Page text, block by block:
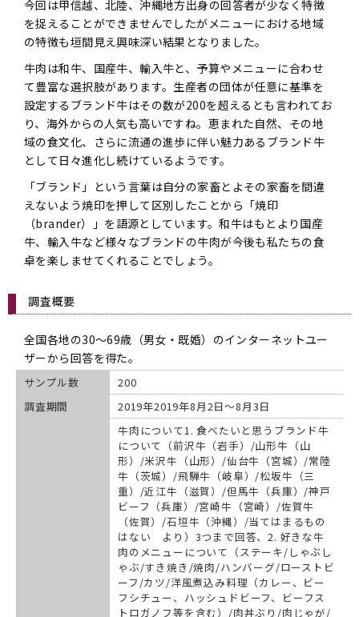
今回は甲信越、北陸、沖縄地方出身の回答者が少なく特徴
を捉えることができませんでしたがメニューにおける地域
の特徴も垣間見え興味深い結果となりました。
牛肉は和牛、国産牛、輸入牛と、予算やメニューに合わせ
て豊富な選択肢があります。生産者の団体が任意に基準を
設定するブランド牛はその数が200を超えるとも言われてお
り、海外からの人気も高いですね。恵まれた自然、その地
域の食文化、さらに流通の進歩に伴い魅力あるブランド牛
として日々進化し続けているようです。
「ブランド」という言葉は自分の家畜とよその家畜を間違
えないよう焼印を押して区別したことから「焼印
（brander）」を語源としています。和牛はもとより国産
牛、輸入牛など様々なブランドの牛肉が今後も私たちの食
卓を楽しませてくれることでしょう。
調査概要
全国各地の30～69歳（男女・既婚）のインターネットユー
ザーから回答を得た。
サンプル数
200
調査期間
2019年2019年8月2日～8月3日
牛肉について1. 食べたいと思うブランド牛
について（前沢牛（岩手）/山形牛（山
形）/米沢牛（山形）/仙台牛（宮城）/常陸
牛（茨城）/飛騨牛（岐阜）/松坂牛（三
重）/近江牛（滋賀）/但馬牛（兵庫）/神戸
ビーフ（兵庫）/宮崎牛（宮崎）/佐賀牛
（佐賀）/石垣牛（沖縄）/当てはまるもの
はない より）3つまで回答、2. 好きな牛
肉のメニューについて（ステーキ/しゃぶし
ゃぶ/すき焼き/焼肉/ハンバーグ/ローストビ
ーフ/カツ/洋風煮込み料理（カレー、ビー
フシチュー、ハッシュドビーフ、ビーフス
トロガノフ等を含む）/肉丼ぶり/肉じゃが/